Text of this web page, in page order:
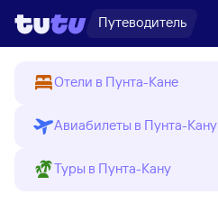
Путеводитель
Отели в Пунта-Кане
Авиабилеты в Пунта-Кану
Туры в Пунта-Кану